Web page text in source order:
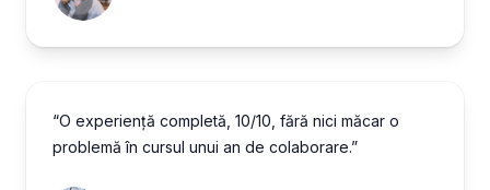
“O experiență completă, 10/10, fără nici măcar o
problemă în cursul unui an de colaborare.”